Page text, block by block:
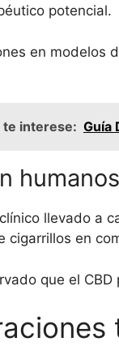
potencial.
en modelos
te interese: Guía
humanos
llevado a
cigarrillos en
que el